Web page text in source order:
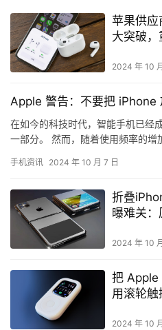
苹果供应
大突破
2024 年 10
Apple 警告：不要把 iPhone
在如今的科技时代，智能手机已经
一部分。 然而，随着使用频率的增
手机资讯 2024 年 10 月 7 日
折叠
曝难关
2024 年 10
把 Apple
用滚轮
2024 年 10